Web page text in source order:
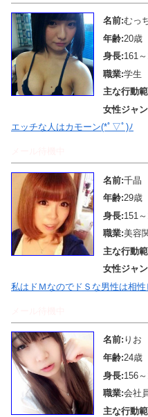
名前:むっ
年齢:20歳
身長:161
職業:学生
主な行動
女性ジャ
エッチな人はカモーン(*ﾟ▽ﾟ)ﾉ
名前:千晶
年齢:29歳
身長:151
職業:美容
主な行動
女性ジャ
私はドＭなのでドＳな男性は相
名前: りお
年齢:24歳
身長:156
職業:会社
主な行動